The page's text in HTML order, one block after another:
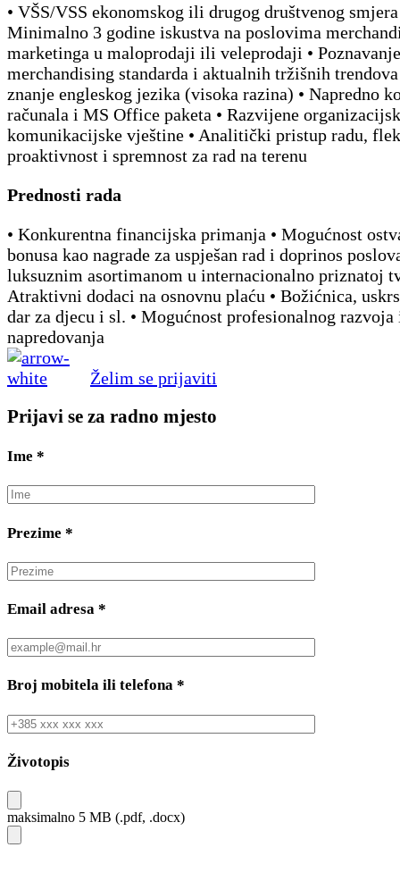
• VŠS/VSS ekonomskog ili drugog društvenog smjera
Minimalno 3 godine iskustva na poslovima
marketinga u maloprodaji ili veleprodaji • Poznavanje
merchandising standarda i aktualnih tržišnih
znanje engleskog jezika (visoka razina) • Napredno
računala i MS Office paketa • Razvijene
komunikacijske vještine • Analitički pristup radu,
proaktivnost i spremnost za rad na terenu
Prednosti rada
• Konkurentna financijska primanja • Mogućnost
bonusa kao nagrade za uspješan rad i doprinos
luksuznim asortimanom u internacionalno priznatoj
Atraktivni dodaci na osnovnu plaću • Božićnica,
dar za djecu i sl. • Mogućnost profesionalnog razvoja
napredovanja
Želim se prijaviti
Prijavi se za radno mjesto
Ime *
Prezime *
Email adresa *
Broj mobitela ili telefona *
Životopis
maksimalno 5 MB (.pdf, .docx)